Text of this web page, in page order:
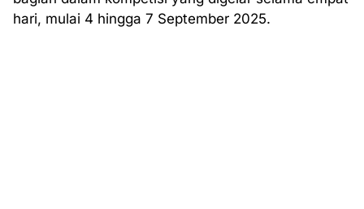
hari, mulai 4 hingga 7 September 2025.